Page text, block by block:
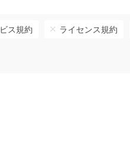
ス規約 ライセンス規約